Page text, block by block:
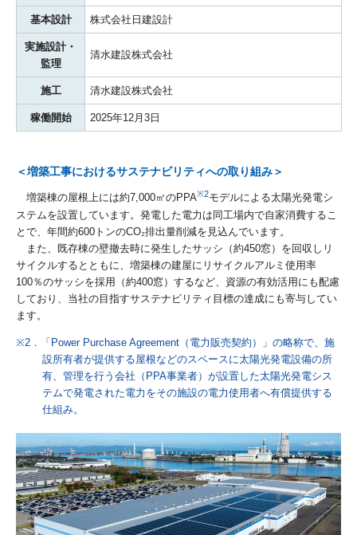
基本設計 株式会社日建設計
実施設計・
監理
清水建設株式会社
施工 清水建設株式会社
稼働開始 2025年12月3日
＜増築工事におけるサステナビリティへの取り組み＞
増築棟の屋根上には約7,000㎡のPPA※2モデルによる太陽光発電シ
ステムを設置しています。発電した電力は同工場内で自家消費するこ
とで、年間約600トンのCO₂排出量削減を見込んでいます。
また、既存棟の壁撤去時に発生したサッシ（約450窓）を回収しリ
サイクルするとともに、増築棟の建屋にリサイクルアルミ使用率
100％のサッシを採用（約400窓）するなど、資源の有効活用にも配慮
しており、当社の目指すサステナビリティ目標の達成にも寄与してい
ます。
※2．「Power Purchase Agreement（電力販売契約）」の略称で、施
設所有者が提供する屋根などのスペースに太陽光発電設備の所
有、管理を行う会社（PPA事業者）が設置した太陽光発電シス
テムで発電された電力をその施設の電力使用者へ有償提供する
仕組み。